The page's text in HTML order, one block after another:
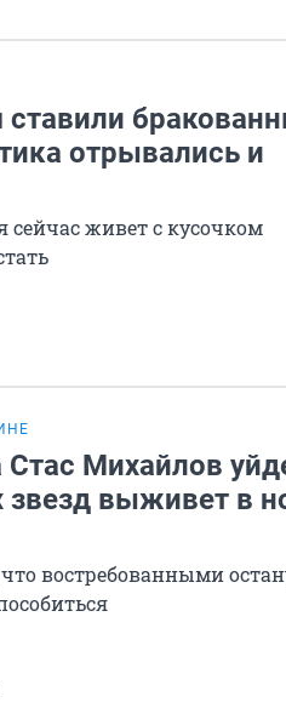
отрывались и
живет с кусочком
Михайлов
звезд выживет в
востребованными